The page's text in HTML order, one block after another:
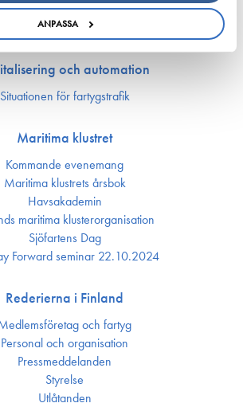
ANPASSA
dig med sjöfartsbranchens möjligheter!
Sjöfartens PraktikKvarn
och automation
Situationen för fartygstrafik
Maritima klustret
Kommande evenemang
Maritima klustrets årsbok
Havsakademin
maritima kluster­organisation
Sjöfartens Dag
Forward seminar 22.10.2024
Rederierna i Finland
och fartyg
Personal och organisation
Press­meddelanden
Styrelse
Utlåtanden